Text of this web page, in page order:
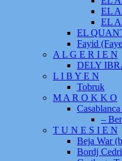
EL
EL
EL
Fayid
A L G E R I E N
DELY
L I B Y E N
Tobruk
M A R O K K O
–
T U N E S I E N
Beja War
Bordj